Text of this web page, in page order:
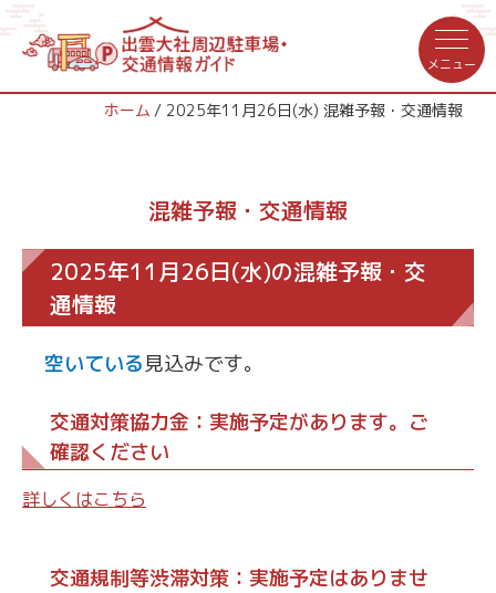
ホーム 2025年11月26日(水) 混雑予報・交通情報
混雑予報・交通情報
2025年11月26日(水)の混雑予報・交
通情報
空いている見込みです。
交通対策協力金：実施予定があります。ご
確認ください
詳しくはこちら
交通規制等渋滞対策：実施予定はありませ